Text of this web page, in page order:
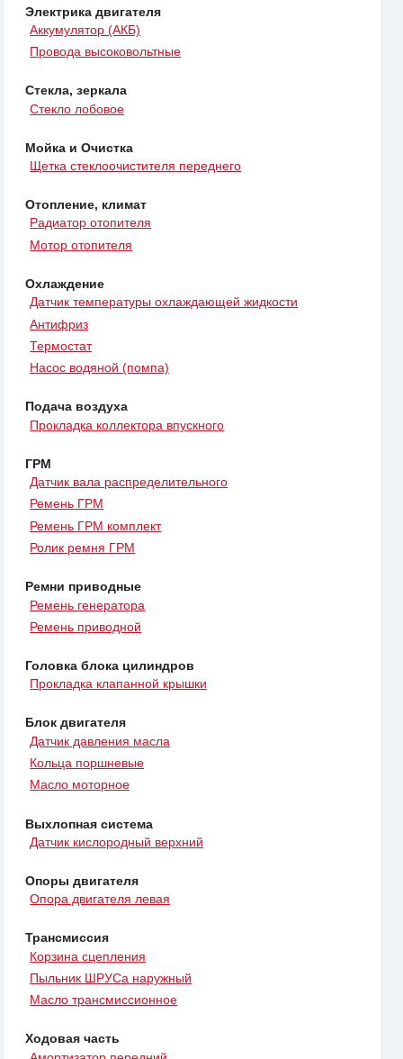
Электрика двигателя
Аккумулятор (АКБ)
Провода высоковольтные
Стекла, зеркала
Стекло лобовое
Мойка и Очистка
Щетка стеклоочистителя переднего
Отопление, климат
Радиатор отопителя
Мотор отопителя
Охлаждение
Датчик температуры охлаждающей жидкости
Антифриз
Термостат
Насос водяной (помпа)
Подача воздуха
Прокладка коллектора впускного
ГРМ
Датчик вала распределительного
Ремень ГРМ
Ремень ГРМ комплект
Ролик ремня ГРМ
Ремни приводные
Ремень генератора
Ремень приводной
Головка блока цилиндров
Прокладка клапанной крышки
Блок двигателя
Датчик давления масла
Кольца поршневые
Масло моторное
Выхлопная система
Датчик кислородный верхний
Опоры двигателя
Опора двигателя левая
Трансмиссия
Корзина сцепления
Пыльник ШРУСа наружный
Масло трансмиссионное
Ходовая часть